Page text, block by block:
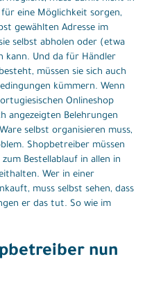
eine Möglichkeit sorgen,
gewählten Adresse im
selbst abholen oder (etwa
kann. Und da für Händler
müssen sie sich auch
kümmern. Wenn
Onlineshop
angezeigten Belehrungen
selbst organisieren muss,
Shopbetreiber müssen
Bestellablauf in allen in
Wer in einer
muss selbst sehen, dass
er das tut. So wie im
nun